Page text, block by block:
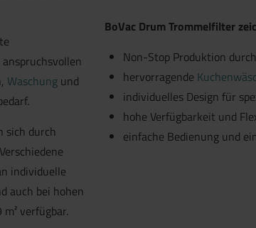
Waschungund
sich durch
individuelle
auch bei hohen
verfügbar.
BoVac Drum Trommelfilter
Non-Stop Produktion
hervorragende
individuelles Design für
hohe Verfügbarkeit und
einfache Bedienung und